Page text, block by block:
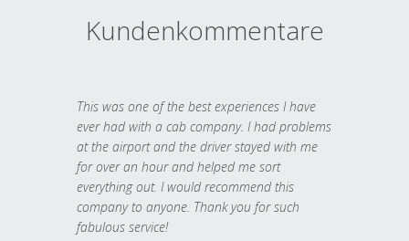
Kundenkommentare
This was one of the best experiences I have
ever had with a cab company. I had problems
at the airport and the driver stayed with me
for over an hour and helped me sort
everything out. I would recommend this
company to anyone. Thank you for such
fabulous service!